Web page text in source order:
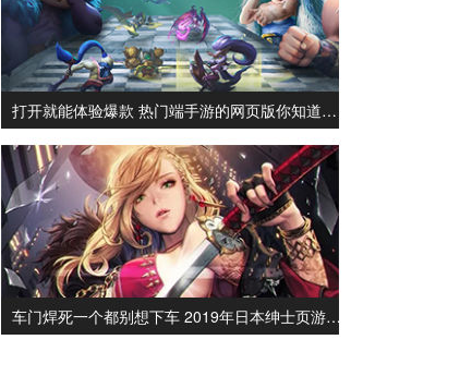
打开就能体验爆款 热门端手游的网页版你知道…
车门焊死一个都别想下车 2019年日本绅士页游…